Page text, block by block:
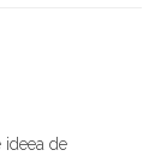
ideea de